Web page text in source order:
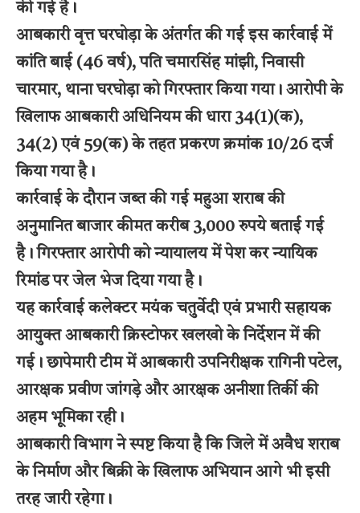
की गई है।
आबकारी वृत्त घरघोड़ा के अंतर्गत की गई इस कार्रवाई में
कांति बाई (46 वर्ष), पति चमारसिंह मांझी, निवासी
चारमार, थाना घरघोड़ा को गिरफ्तार किया गया। आरोपी के
खिलाफ आबकारी अधिनियम की धारा 34(1)(क),
34(2) एवं 59(क) के तहत प्रकरण क्रमांक 10/26 दर्ज
किया गया है।
कार्रवाई के दौरान जब्त की गई महुआ शराब की
अनुमानित बाजार कीमत करीब 3,000 रुपये बताई गई
है। गिरफ्तार आरोपी को न्यायालय में पेश कर न्यायिक
रिमांड पर जेल भेज दिया गया है।
यह कार्रवाई कलेक्टर मयंक चतुर्वेदी एवं प्रभारी सहायक
आयुक्त आबकारी क्रिस्टोफर खलखो के निर्देशन में की
गई। छापेमारी टीम में आबकारी उपनिरीक्षक रागिनी पटेल,
आरक्षक प्रवीण जांगड़े और आरक्षक अनीशा तिर्की की
अहम भूमिका रही।
आबकारी विभाग ने स्पष्ट किया है कि जिले में अवैध शराब
के निर्माण और बिक्री के खिलाफ अभियान आगे भी इसी
तरह जारी रहेगा।